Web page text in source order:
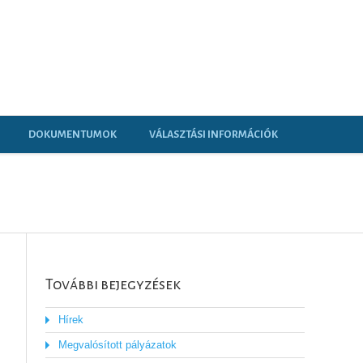
DOKUMENTUMOK VÁLASZTÁSI INFORMÁCIÓK
További bejegyzések
Hírek
Megvalósított pályázatok